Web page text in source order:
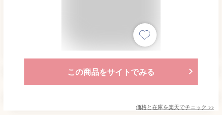
この商品をサイトでみる
価格と在庫を楽天でチェック >>